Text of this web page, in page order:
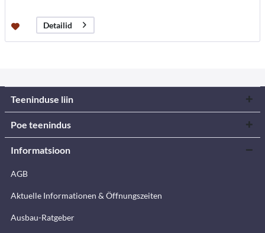
Detailid
Teeninduse liin
Poe teenindus
Informatsioon
AGB
Aktuelle Informationen & Öffnungszeiten
Ausbau-Ratgeber